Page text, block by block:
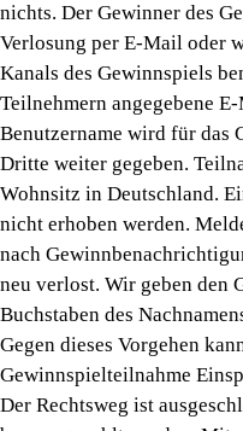
nichts. Der Gewinner des
Verlosung per E-Mail oder
Kanals des Gewinnspiels
Teilnehmern angegebene
Benutzername wird für das
Dritte weiter gegeben.
Wohnsitz in Deutschland.
nicht erhoben werden.
nach
neu verlost. Wir geben den
Buchstaben des
Gegen dieses Vorgehen
Gewinnspielteilnahme
Der Rechtsweg ist